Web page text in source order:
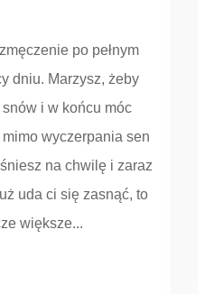
po pełnym
dniu. Marzysz, żeby
i w końcu móc
wyczerpania sen
na chwilę i zaraz
uda ci się zasnąć, to
większe...